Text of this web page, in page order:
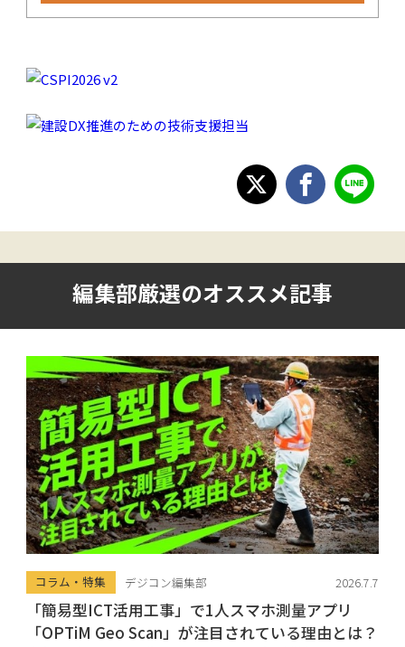
編集部厳選のオススメ記事
コラム・特集 デジコン編集部 2026.7.7
「簡易型ICT活用工事」で1人スマホ測量アプリ
「OPTiM Geo Scan」が注目されている理由とは？